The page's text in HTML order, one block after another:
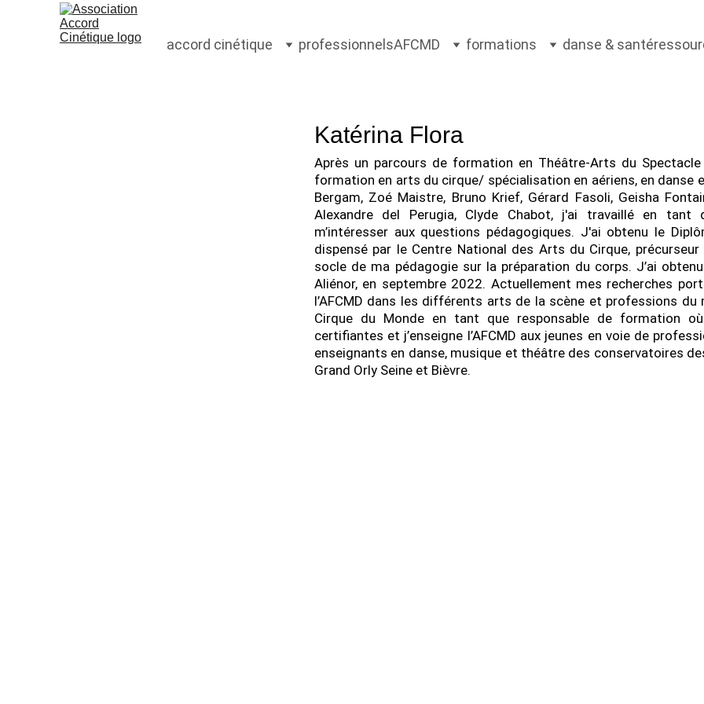
accord cinétique professionnelsAFCMD formations danse & santé
Katérina Flora
Après un parcours de formation en Théâtre-Arts du
formation en arts du cirque/ spécialisation en aériens, en danse
Bergam, Zoé Maistre, Bruno Krief, Gérard Fasoli, Geisha
Alexandre del Perugia, Clyde Chabot, j'ai travaillé en tant
m’intéresser aux questions pédagogiques. J'ai obtenu le
dispensé par le Centre National des Arts du Cirque, précurseur
socle de ma pédagogie sur la préparation du corps. J’ai
Aliénor, en septembre 2022. Actuellement mes recherches
l’AFCMD dans les différents arts de la scène et professions
Cirque du Monde en tant que responsable de formation
certifiantes et j’enseigne l’AFCMD aux jeunes en voie de
enseignants en danse, musique et théâtre des conservatoires
Grand Orly Seine et Bièvre.